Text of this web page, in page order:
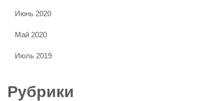
Июнь 2020
Май 2020
Июль 2019
Рубрики